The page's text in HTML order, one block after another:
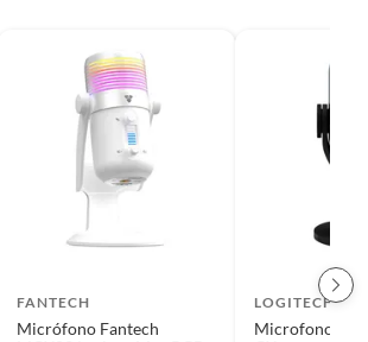
FANTECH
Micrófono Fantech
LOGITECH
Microfono